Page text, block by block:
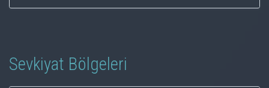
Sevkiyat Bölgeleri